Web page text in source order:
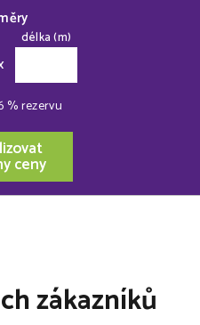
délka (m)
% rezervu
ceny
zákazníků